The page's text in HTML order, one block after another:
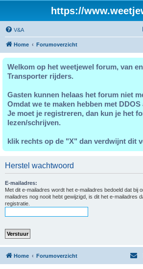
https://
V&A
Home Forumoverzicht
Welkom op het weetjewel forum, van
Transporter rijders.
Gasten kunnen helaas het forum niet
Omdat we te maken hebben met DDOS
Je moet je registreren, dan kun je het
lezen/schrijven.
klik rechts op de "X" dan verdwijnt dit
Herstel wachtwoord
E-mailadres:
Met dit e-mailadres wordt het e-mailadres bedoeld dat bij
mailadres nog nooit hebt gewijzigd, is dit het e-mailadres
registratie.
Home Forumoverzicht